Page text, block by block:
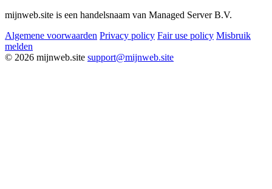
mijnweb.site is een handelsnaam van Managed Server B.V.
Algemene voorwaarden Privacy policy Fair use policy Misbruik
melden
© 2026 mijnweb.site support@mijnweb.site